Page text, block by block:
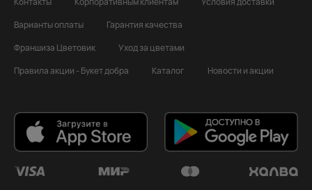
Варианты оплаты
Гарантия качества
Франшиза Цветовик
Уход за цветами
Правила акции - Букет добра
Каталог Новости и акции